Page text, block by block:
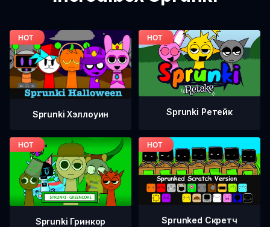
Sprunki Хэллоуин Sprunki Ретейк
Sprunki Гринкор Sprunked Скретч